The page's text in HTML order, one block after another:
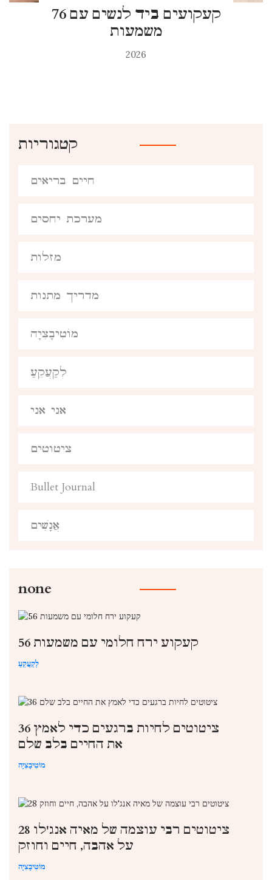
76 קעקועים ביד לנשים עם
משמעות
2026
קטגוריות
חיים בריאים
מערכת יחסים
מזלות
מדריך מתנות
מוֹטִיבָצִיָה
לְקַעֲקֵעַ
אני אני
ציטוטים
Bullet Journal
אֲנָשִׁים
none
56 קעקוע ירח חלומי עם משמעות
לְקַעֲקֵעַ
36 ציטוטים לחיות ברגעים כדי לאמץ
את החיים בלב שלם
מוֹטִיבָצִיָה
28 ציטוטים רבי עוצמה של מאיה אנג'לו
על אהבה, חיים וחוזק
מוֹטִיבָצִיָה